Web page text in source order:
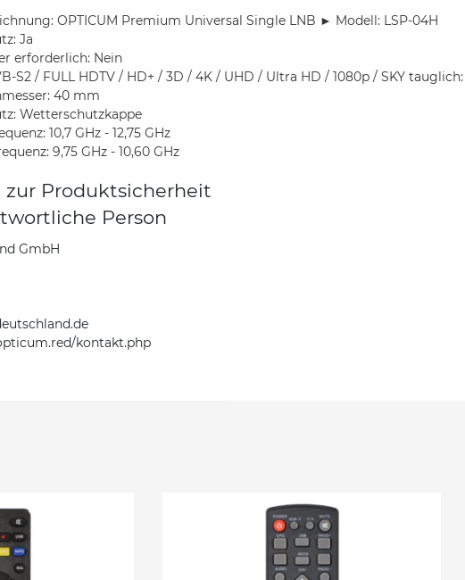
OPTICUM Premium Universal Single LNB ► Modell: LSP-04H
Ja
erforderlich: Nein
S2 / FULL HDTV / HD+ / 3D / 4K / UHD / Ultra HD / 1080p / SKY tauglich:
40 mm
Wetterschutzkappe
10,7 GHz - 12,75 GHz
9,75 GHz - 10,60 GHz
zur Produktsicherheit
Person
GmbH
kontakt.php